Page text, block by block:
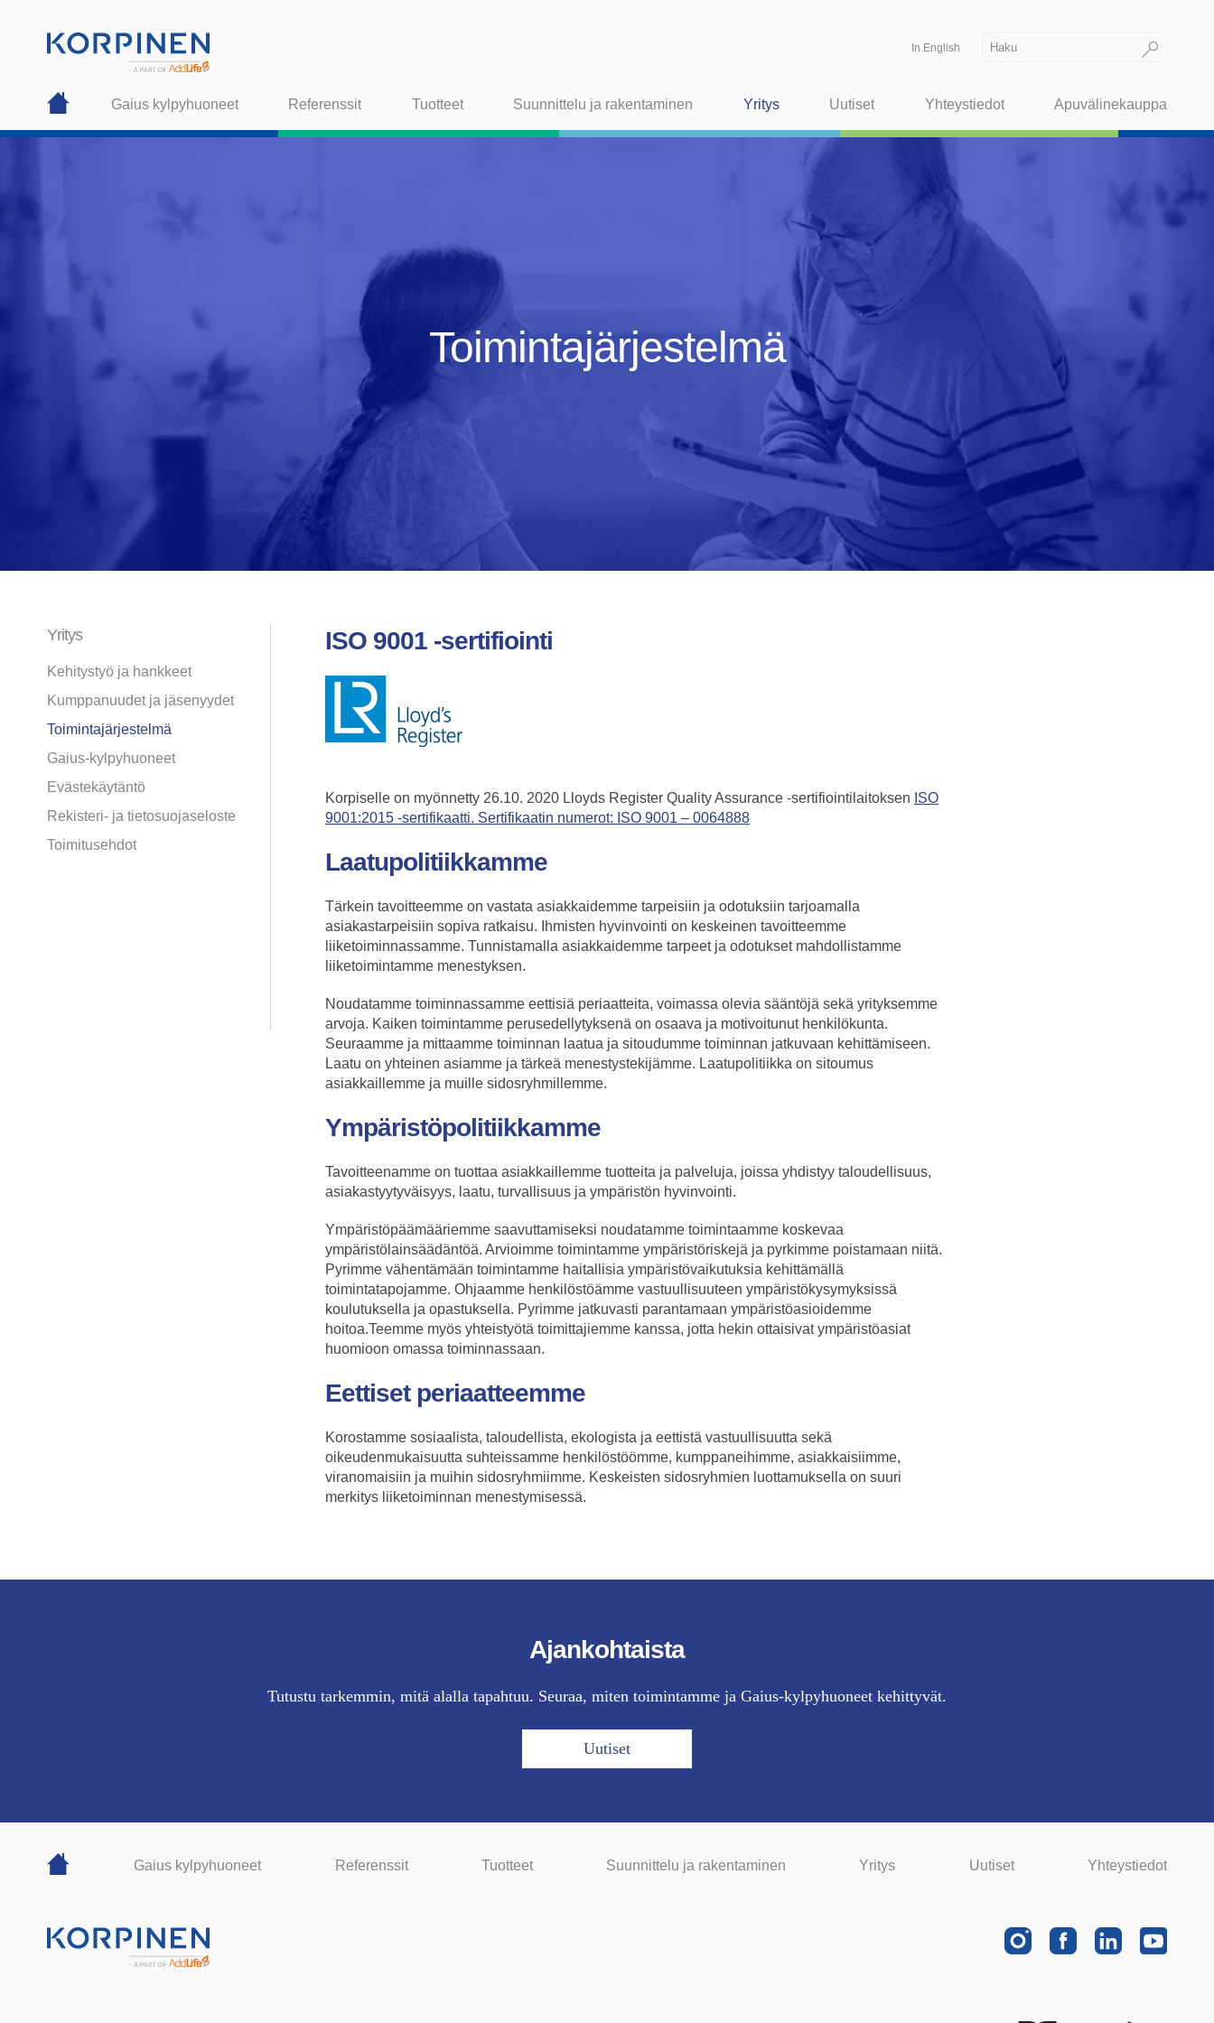
In English
Gaius kylpyhuoneet Referenssit Tuotteet Suunnittelu ja rakentaminen Yritys Uutiset Yhteystiedot Apuvälinekauppa
Toimintajärjestelmä
ISO 9001 -sertifiointi
Korpiselle on myönnetty 26.10. 2020 Lloyds Register Quality Assurance -sertifiointilaitoksen ISO
9001:2015 -sertifikaatti. Sertifikaatin numerot: ISO 9001 – 0064888
Laatupolitiikkamme
Tärkein tavoitteemme on vastata asiakkaidemme tarpeisiin ja odotuksiin tarjoamalla
asiakastarpeisiin sopiva ratkaisu. Ihmisten hyvinvointi on keskeinen tavoitteemme
liiketoiminnassamme. Tunnistamalla asiakkaidemme tarpeet ja odotukset mahdollistamme
liiketoimintamme menestyksen.
Noudatamme toiminnassamme eettisiä periaatteita, voimassa olevia sääntöjä sekä yrityksemme
arvoja. Kaiken toimintamme perusedellytyksenä on osaava ja motivoitunut henkilökunta.
Seuraamme ja mittaamme toiminnan laatua ja sitoudumme toiminnan jatkuvaan kehittämiseen.
Laatu on yhteinen asiamme ja tärkeä menestystekijämme. Laatupolitiikka on sitoumus
asiakkaillemme ja muille sidosryhmillemme.
Ympäristöpolitiikkamme
Tavoitteenamme on tuottaa asiakkaillemme tuotteita ja palveluja, joissa yhdistyy taloudellisuus,
asiakastyytyväisyys, laatu, turvallisuus ja ympäristön hyvinvointi.
Ympäristöpäämääriemme saavuttamiseksi noudatamme toimintaamme koskevaa
ympäristölainsäädäntöä. Arvioimme toimintamme ympäristöriskejä ja pyrkimme poistamaan niitä.
Pyrimme vähentämään toimintamme haitallisia ympäristövaikutuksia kehittämällä
toimintatapojamme. Ohjaamme henkilöstöämme vastuullisuuteen ympäristökysymyksissä
koulutuksella ja opastuksella. Pyrimme jatkuvasti parantamaan ympäristöasioidemme
hoitoa.Teemme myös yhteistyötä toimittajiemme kanssa, jotta hekin ottaisivat ympäristöasiat
huomioon omassa toiminnassaan.
Eettiset periaatteemme
Korostamme sosiaalista, taloudellista, ekologista ja eettistä vastuullisuutta sekä
oikeudenmukaisuutta suhteissamme henkilöstöömme, kumppaneihimme, asiakkaisiimme,
viranomaisiin ja muihin sidosryhmiimme. Keskeisten sidosryhmien luottamuksella on suuri
merkitys liiketoiminnan menestymisessä.
Yritys
Kehitystyö ja hankkeet
Kumppanuudet ja jäsenyydet
Toimintajärjestelmä
Gaius-kylpyhuoneet
Evästekäytäntö
Rekisteri- ja tietosuojaseloste
Toimitusehdot
Ajankohtaista
Tutustu tarkemmin, mitä alalla tapahtuu. Seuraa, miten toimintamme ja Gaius-kylpyhuoneet kehittyvät.
Uutiset
Gaius kylpyhuoneet Referenssit Tuotteet Suunnittelu ja rakentaminen Yritys Uutiset Yhteystiedot